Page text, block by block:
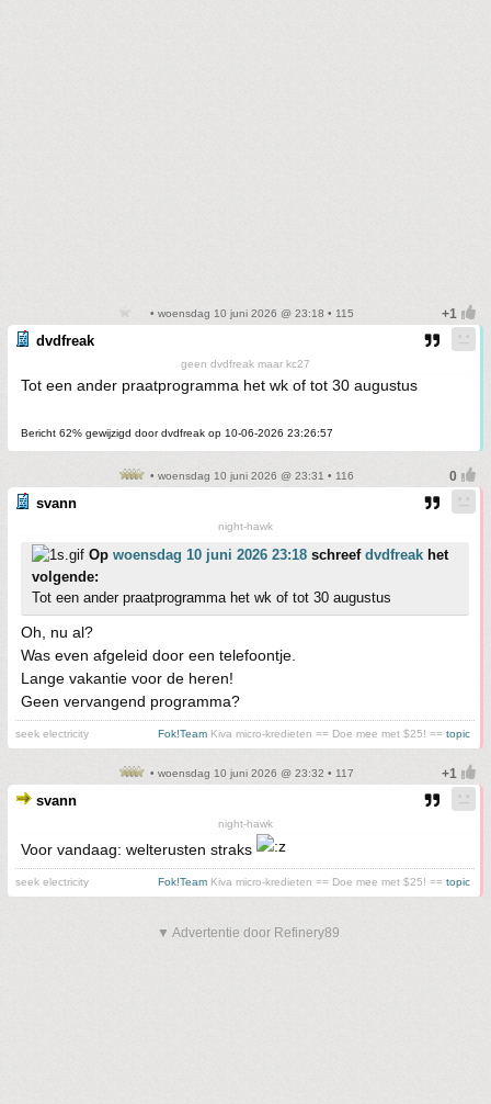
• woensdag 10 juni 2026 @ 23:18 • 115
dvdfreak
geen dvdfreak maar kc27
Tot een ander praatprogramma het wk of tot 30 augustus
Bericht 62% gewijzigd door dvdfreak op 10-06-2026 23:26:57
• woensdag 10 juni 2026 @ 23:31 • 116
svann
night-hawk
Op woensdag 10 juni 2026 23:18 schreef dvdfreak het
volgende:
Tot een ander praatprogramma het wk of tot 30 augustus
Oh, nu al?
Was even afgeleid door een telefoontje.
Lange vakantie voor de heren!
Geen vervangend programma?
seek electricity Fok!Team Kiva micro-kredieten == Doe mee met $25! == topic
• woensdag 10 juni 2026 @ 23:32 • 117
svann
night-hawk
Voor vandaag: welterusten straks
seek electricity Fok!Team Kiva micro-kredieten == Doe mee met $25! == topic
▼ Advertentie door Refinery89